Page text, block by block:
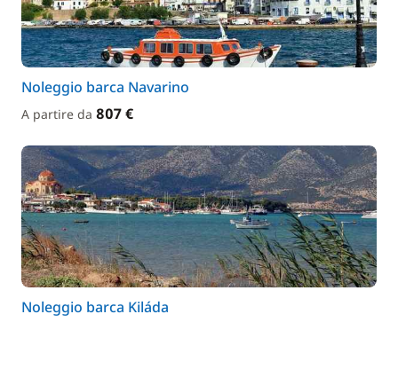
Noleggio barca Navarino
A partire da 807 €
Noleggio barca Kiláda